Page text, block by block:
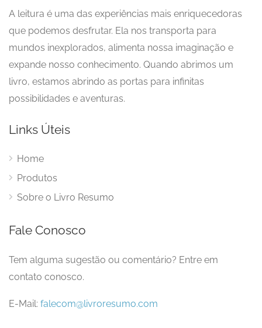
A leitura é uma das experiências mais enriquecedoras
que podemos desfrutar. Ela nos transporta para
mundos inexplorados, alimenta nossa imaginação e
expande nosso conhecimento. Quando abrimos um
livro, estamos abrindo as portas para infinitas
possibilidades e aventuras.
Links Úteis
Home
Produtos
Sobre o Livro Resumo
Fale Conosco
Tem alguma sugestão ou comentário? Entre em
contato conosco.
E-Mail: falecom@livroresumo.com